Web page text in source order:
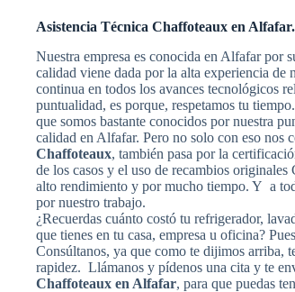
Asistencia Técnica Chaffoteaux en
Nuestra empresa es conocida en Alfafar por
calidad viene dada por la alta experiencia de
continua en todos los avances tecnológicos
puntualidad, es porque, respetamos tu
que somos bastante conocidos por nuestra
calidad en Alfafar. Pero no solo con eso nos
Chaffoteaux, también pasa por la
de los casos y el uso de recambios
alto rendimiento y por mucho tiempo. Y a
por nuestro trabajo.
¿Recuerdas cuánto costó tu refrigerador,
que tienes en tu casa, empresa u oficina?
Consúltanos, ya que como te dijimos arriba,
rapidez. Llámanos y pídenos una cita y te
Chaffoteaux en Alfafar, para que puedas